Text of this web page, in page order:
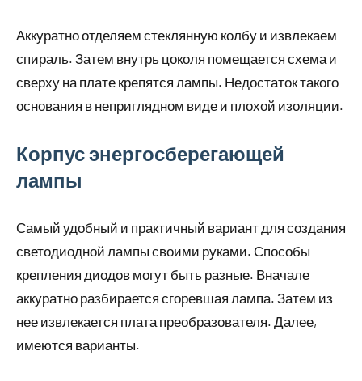
Аккуратно отделяем стеклянную колбу и извлекаем
спираль. Затем внутрь цоколя помещается схема и
сверху на плате крепятся лампы. Недостаток такого
основания в неприглядном виде и плохой изоляции.
Корпус энергосберегающей
лампы
Самый удобный и практичный вариант для создания
светодиодной лампы своими руками. Способы
крепления диодов могут быть разные. Вначале
аккуратно разбирается сгоревшая лампа. Затем из
нее извлекается плата преобразователя. Далее,
имеются варианты.